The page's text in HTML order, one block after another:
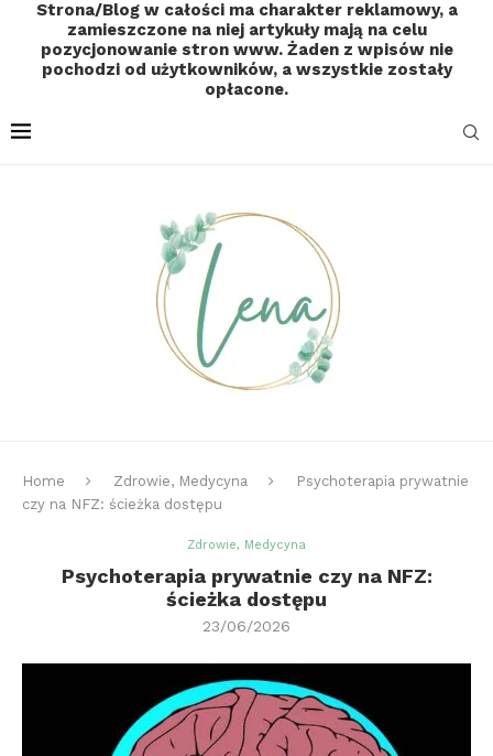
Strona/Blog w całości ma charakter reklamowy, a
zamieszczone na niej artykuły mają na celu
pozycjonowanie stron www. Żaden z wpisów nie
pochodzi od użytkowników, a wszystkie zostały
opłacone.
Home Zdrowie, Medycyna
Psychoterapia prywatnie
czy na NFZ: ścieżka dostępu
Zdrowie, Medycyna
Psychoterapia prywatnie czy na NFZ:
ścieżka dostępu
23/06/2026